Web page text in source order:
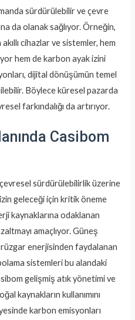
sürdürülebilir ve çevre
da olanak sağlıyor. Örneğin,
cihazlar ve sistemler, hem
hem de karbon ayak izini
dijital dönüşümün temel
Böylece küresel pazarda
farkındalığı da artırıyor.
Casibom
sürdürülebilirlik üzerine
geleceği için kritik öneme
kaynaklarına odaklanan
amaçlıyor. Güneş
rüzgar enerjisinden faydalanan
sistemleri bu alandaki
gelişmiş atık yönetimi ve
kaynakların kullanımını
karbon emisyonları